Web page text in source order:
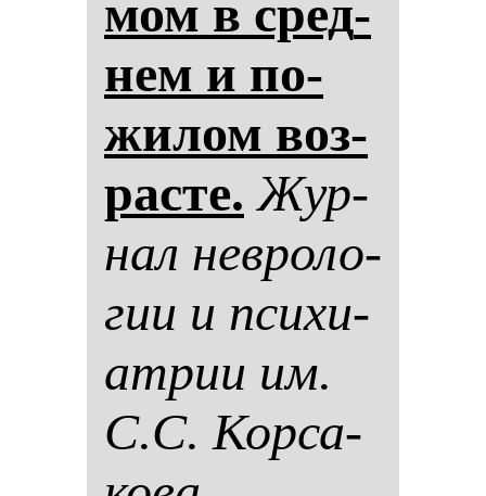
мом в сред­
нем и по­
жи­лом воз­
рас­те. Жур­
нал нев­ро­ло­
гии и пси­хи­
ат­рии им.
С.С. Кор­са­